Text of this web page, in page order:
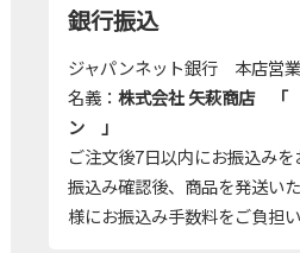
銀行振込
ジャパンネット銀行 本店営
名義： 株式会社 矢萩商店 「
ン 」
ご注文後7日以内にお振込み
振込み確認後、商品を発送い
様にお振込み手数料をご負担